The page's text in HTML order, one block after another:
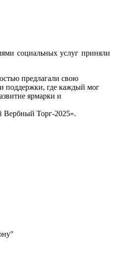
социальных услуг приняли
предлагали свою
и поддержки, где каждый мог
ярмарки и
Вербный Торг-2025».